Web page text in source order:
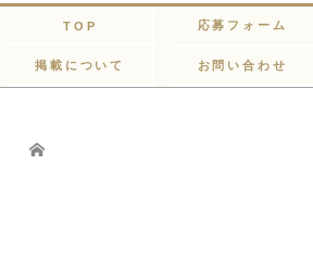
TOP 応募フォーム
掲載について お問い合わせ
Home